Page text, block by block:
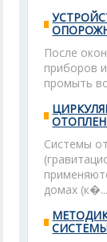
После
приборов
промыть
Системы
домах (к�...